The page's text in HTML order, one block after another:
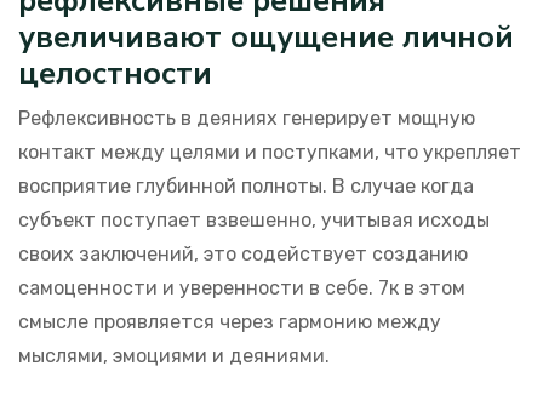
увеличивают ощущение личной
целостности
Рефлексивность в деяниях генерирует мощную
контакт между целями и поступками, что укрепляет
восприятие глубинной полноты. В случае когда
субъект поступает взвешенно, учитывая исходы
своих заключений, это содействует созданию
самоценности и уверенности в себе. 7к в этом
смысле проявляется через гармонию между
мыслями, эмоциями и деяниями.